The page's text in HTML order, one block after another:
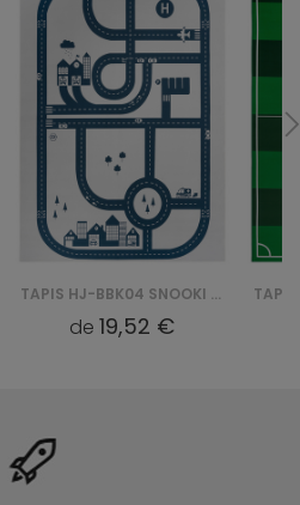
TAPIS HJ-BBK04 SNOOKI BBK - BEŻOWY
de19,52 €